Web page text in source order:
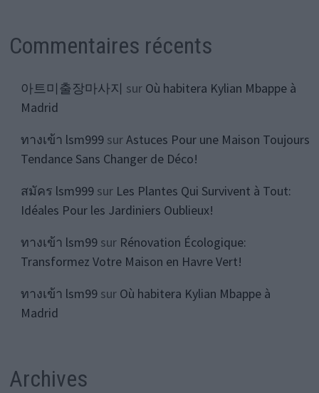
Commentaires récents
아트미출장마사지 sur Où habitera Kylian Mbappe à
Madrid
ทางเข้า lsm999surAstuces Pour une Maison Toujours
Tendance Sans Changer de Déco!
สมัคร lsm999sur Les Plantes Qui Survivent à Tout:
Idéales Pour les Jardiniers Oublieux!
ทางเข้า lsm99sur Rénovation Écologique:
Transformez Votre Maison en Havre Vert!
ทางเข้า lsm99sur Où habitera Kylian Mbappe à
Madrid
Archives